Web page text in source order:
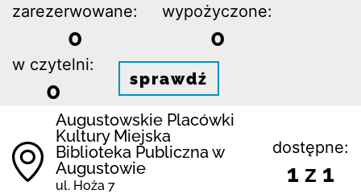
zarezerwowane:
0
wypożyczone:
0
w czytelni:
0 sprawdź
Augustowskie Placówki
Kultury Miejska
Biblioteka Publiczna w
Augustowie
ul. Hoża 7
dostępne:
1 z 1